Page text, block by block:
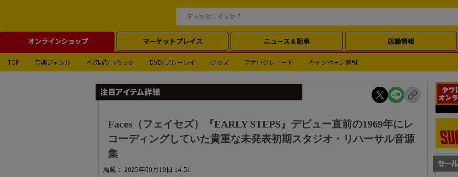
オンラインショップ マーケットプレイス ニュース＆記事 店舗情報
TOP 音楽ジャンル 本/雑誌/コミック DVD/ブルーレイ グッズ アナログレコード キャンペーン情報
Faces（フェイセズ）『EARLY STEPS』デビュー直前の1969年にレ
コーディングしていた貴重な未発表初期スタジオ・リハーサル音源
集
掲載： 2025年09月19日 14:51